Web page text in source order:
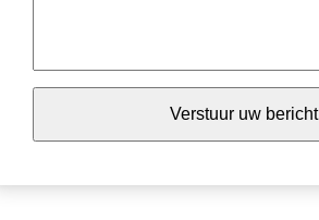
Verstuur uw bericht